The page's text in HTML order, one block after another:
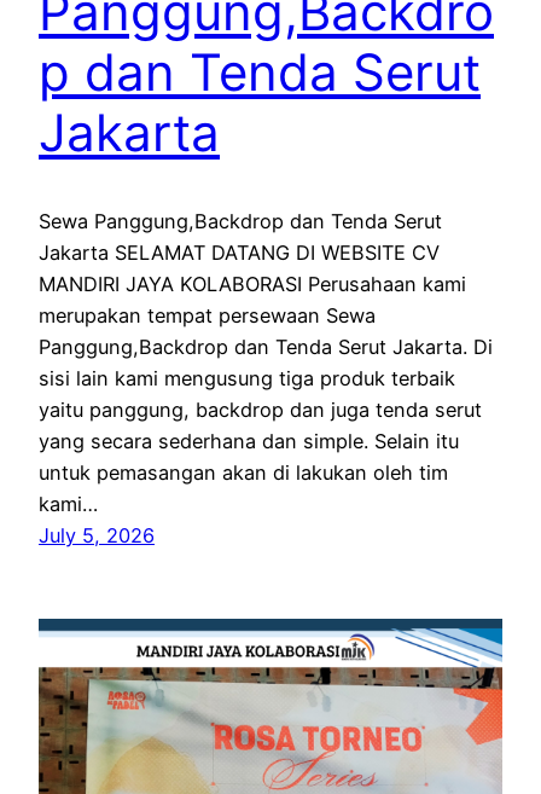
p dan Tenda Serut
Jakarta
Sewa Panggung,Backdrop dan Tenda Serut
Jakarta SELAMAT DATANG DI WEBSITE CV
MANDIRI JAYA KOLABORASI Perusahaan kami
merupakan tempat persewaan Sewa
Panggung,Backdrop dan Tenda Serut Jakarta. Di
sisi lain kami mengusung tiga produk terbaik
yaitu panggung, backdrop dan juga tenda serut
yang secara sederhana dan simple. Selain itu
untuk pemasangan akan di lakukan oleh tim
kami…
July 5, 2026